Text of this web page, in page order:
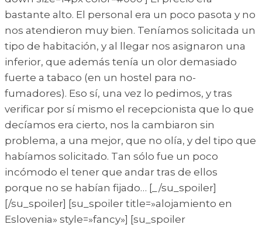
bastante alto. El personal era un poco pasota y no
nos atendieron muy bien. Teníamos solicitada un
tipo de habitación, y al llegar nos asignaron una
inferior, que además tenía un olor demasiado
fuerte a tabaco (en un hostel para no-
fumadores). Eso sí, una vez lo pedimos, y tras
verificar por sí mismo el recepcionista que lo que
decíamos era cierto, nos la cambiaron sin
problema, a una mejor, que no olía, y del tipo que
habíamos solicitado. Tan sólo fue un poco
incómodo el tener que andar tras de ellos
porque no se habían fijado… [_/su_spoiler]
[/su_spoiler] [su_spoiler title=»alojamiento en
Eslovenia» style=»fancy»] [su_spoiler